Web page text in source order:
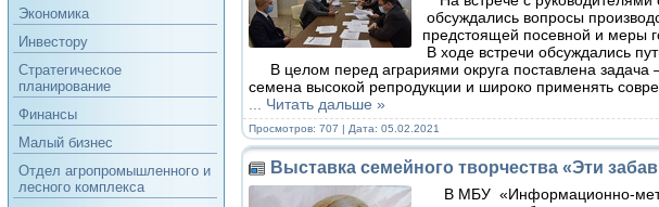
Экономика
Инвестору
Стратегическое
планирование
Финансы
Малый бизнес
Отдел агропромышленного и
лесного комплекса
обсуждались вопросы
предстоящей посевной и меры
В ходе встречи обсуждались
В целом перед аграриями округа поставлена задача
семена высокой репродукции и широко применять
Читать дальше »
Просмотров: 707 | Дата: 05.02.2021
Выставка семейного творчества «Эти
В МБУ «Информационно-